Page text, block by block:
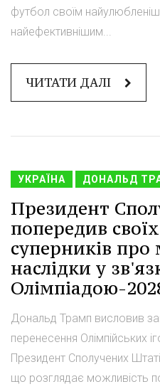
футбол своїм
найефективнішим...
ЧИТАТИ ДАЛІ
УКРАЇНА ДОНАЛЬД
Президент
попередив
суперників про
наслідки у
Олімпіадою-
Дональд Трамп висловив
перенесення Олімпійських
Президент Сполучених
що розглядає можливість